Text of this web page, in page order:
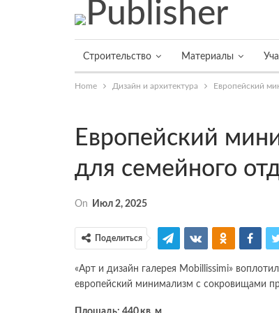
Строительство Материалы
Home Дизайн и архитектура Европейский
Европейский
для семейного
On Июл 2, 2025
Поделиться
«Арт и дизайн галерея Mobillissimi»
европейский минимализм с сокровищами